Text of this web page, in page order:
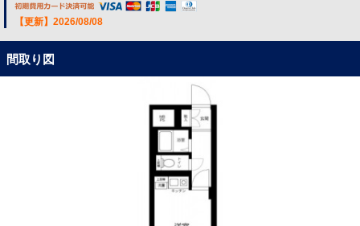
【更新】2026/08/08
間取り図